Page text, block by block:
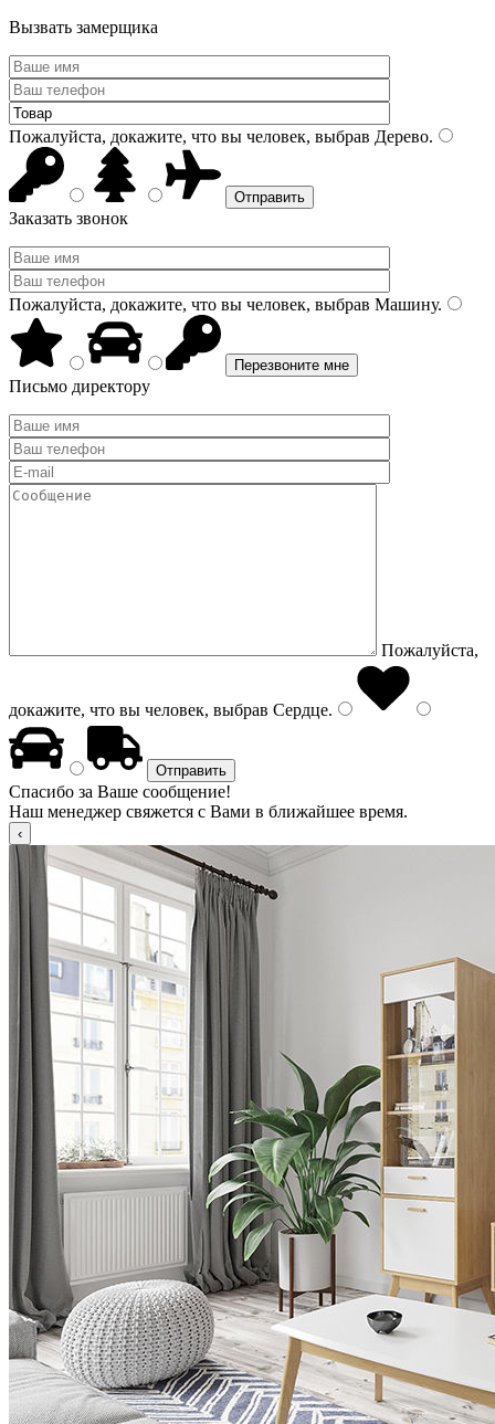
Вызвать замерщика
Пожалуйста, докажите, что вы человек, выбрав Дерево.
Заказать звонок
Пожалуйста, докажите, что вы человек, выбрав Машину.
Письмо директору
Пожалуйста,
докажите, что вы человек, выбрав Сердце.
Спасибо за Ваше сообщение!
Наш менеджер свяжется с Вами в ближайшее время.